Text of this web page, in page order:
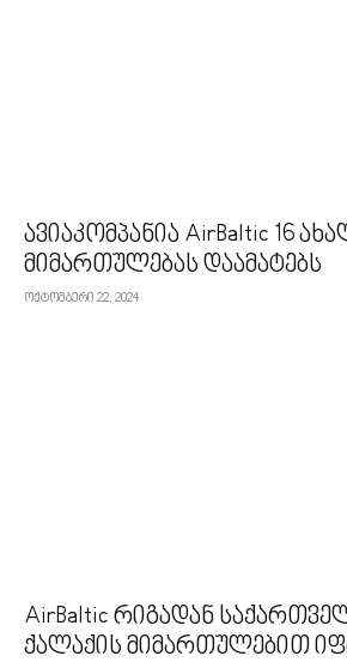
ავიაკომპანია AirBaltic 16
მიმართულებას დაამატებს
ოქტომბერი 22, 2024
AirBaltic რიგადან
ქალაქის მიმართულებით